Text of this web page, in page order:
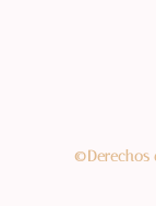
©Derechos